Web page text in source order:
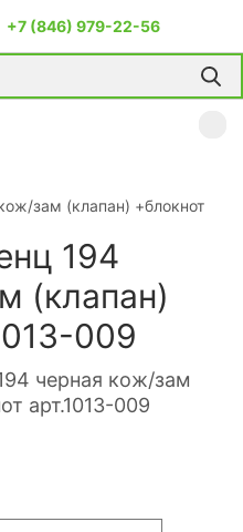
+7 (846) 979-22-56
зам (клапан) +блокнот
194
(клапан)
009